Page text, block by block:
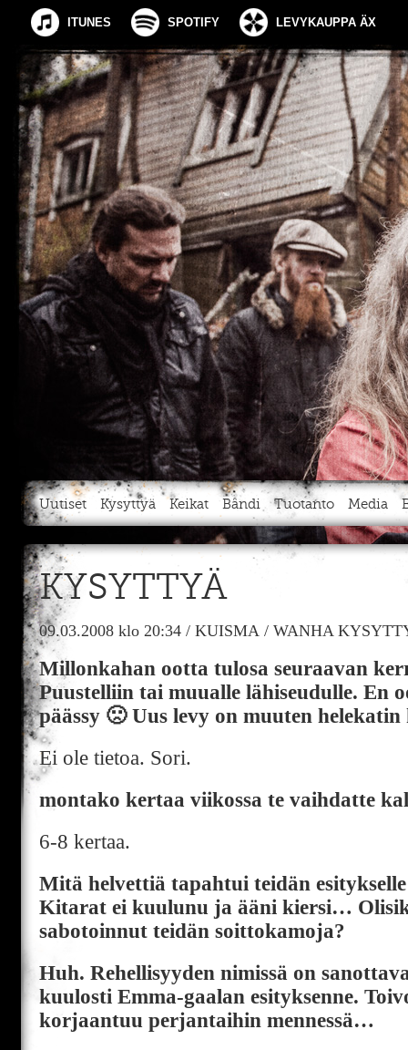
ITUNES SPOTIFY LEVYKAUPPA ÄX
Uutiset Kysyttyä Keikat Bändi Tuotanto Media
KYSYTTYÄ
09.03.2008 klo 20:34 / KUISMA / WANHA
Millonkahan ootta tulosa seuraavan
Puustelliin tai muualle lähiseudulle. En
päässy 🙁 Uus levy on muuten helekatin
Ei ole tietoa. Sori.
montako kertaa viikossa te vaihdatte
6-8 kertaa.
Mitä helvettiä tapahtui teidän
Kitarat ei kuulunu ja ääni kiersi…
sabotoinnut teidän soittokamoja?
Huh. Rehellisyyden nimissä on
kuulosti Emma-gaalan esityksenne.
korjaantuu perjantaihin mennessä…